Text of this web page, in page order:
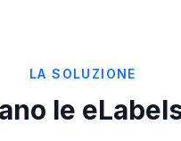
LA SOLUZIONE
le